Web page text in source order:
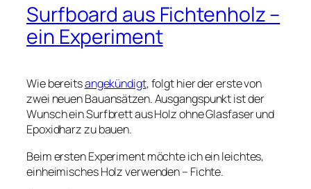
Surfboard aus Fichtenholz –
ein Experiment
Wie bereitsangekündigt, folgt hier der erste von
zwei neuen Bauansätzen. Ausgangspunkt ist der
Wunsch ein Surfbrett aus Holz ohne Glasfaser und
Epoxidharz zu bauen.
Beim ersten Experiment möchte ich ein leichtes,
einheimisches Holz verwenden – Fichte.